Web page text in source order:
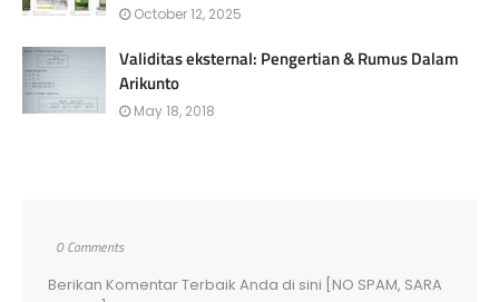
October 12, 2025
Validitas eksternal: Pengertian & Rumus Dalam
Arikunto
May 18, 2018
0 Comments
Berikan Komentar Terbaik Anda di sini [NO SPAM, SARA